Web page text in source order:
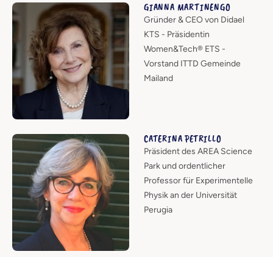
GIANNA MARTINENGO
Gründer & CEO von Didael
KTS - Präsidentin
Women&Tech® ETS -
Vorstand ITTD Gemeinde
Mailand
CATERINA PETRILLO
Präsident des AREA Science
Park und ordentlicher
Professor für Experimentelle
Physik an der Universität
Perugia